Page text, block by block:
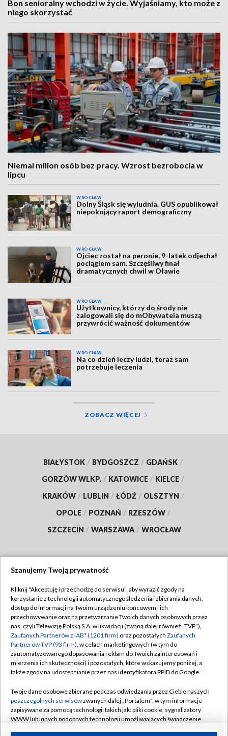
Bon senioralny wchodzi w życie. Wyjaśniamy, kto może z
niego skorzystać
Niemal milion osób bez pracy. Wzrost bezrobocia w
lipcu
WROCŁAW
Dolny Śląsk się wyludnia. GUS opublikował
niepokojący raport demograficzny
WROCŁAW
Ojciec został na peronie, 9-latek odjechał
pociągiem sam. Szczęśliwy finał
dramatycznych chwil w Oławie
WROCŁAW
Użytkownicy, którzy do środy nie
zalogowali się do mObywatela muszą
przywrócić ważność dokumentów
WROCŁAW
Na co dzień leczy ludzi, teraz sam
potrzebuje leczenia
ZOBACZ WIĘCEJ
BIAŁYSTOK / BYDGOSZCZ / GDAŃSK /
GORZÓW WLKP. / KATOWICE / KIELCE /
KRAKÓW / LUBLIN / ŁÓDŹ / OLSZTYN /
OPOLE / POZNAŃ / RZESZÓW /
SZCZECIN / WARSZAWA / WROCŁAW
TVP
Abonament TVP
Emisja w TVP
Centrum informacji TVP
Naziemna Telewizja Cyfrowa
Rada Programowa
System NOS
Informacje o nadawcy
Regulamin TVP
Polityka prywatności
Moje zgody
Pomoc
Kontakt
Kanały
Szanujemy Twoją prywatność
Kliknij "Akceptuję i przechodzę do serwisu", aby wyrazić zgody na
korzystanie z technologii automatycznego śledzenia i zbierania danych,
dostęp do informacji na Twoim urządzeniu końcowym i ich
przechowywanie oraz na przetwarzanie Twoich danych osobowych przez
nas, czyli Telewizję Polską S.A. w likwidacji (zwaną dalej również „TVP”),
Zaufanych Partnerów z IAB* (1201 firm) oraz pozostałych Zaufanych
Partnerów TVP (93 firm), w celach marketingowych (w tym do
zautomatyzowanego dopasowania reklam do Twoich zainteresowań i
mierzenia ich skuteczności) i pozostałych, które wskazujemy poniżej, a
także zgody na udostępnianie przez nas identyfikatora PPID do Google.
Twoje dane osobowe zbierane podczas odwiedzania przez Ciebie naszych
poszczególnych serwisówzwanych dalej „Portalem”, w tym informacje
zapisywane za pomocą technologii takich jak: pliki cookie, sygnalizatory
WWW lub innych podobnych technologii umożliwiających świadczenie